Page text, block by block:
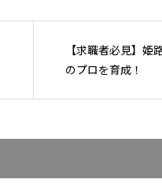
【求職者必見】姫
のプロを育成！